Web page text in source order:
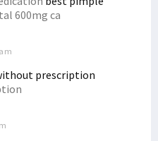
600mg ca
prescription